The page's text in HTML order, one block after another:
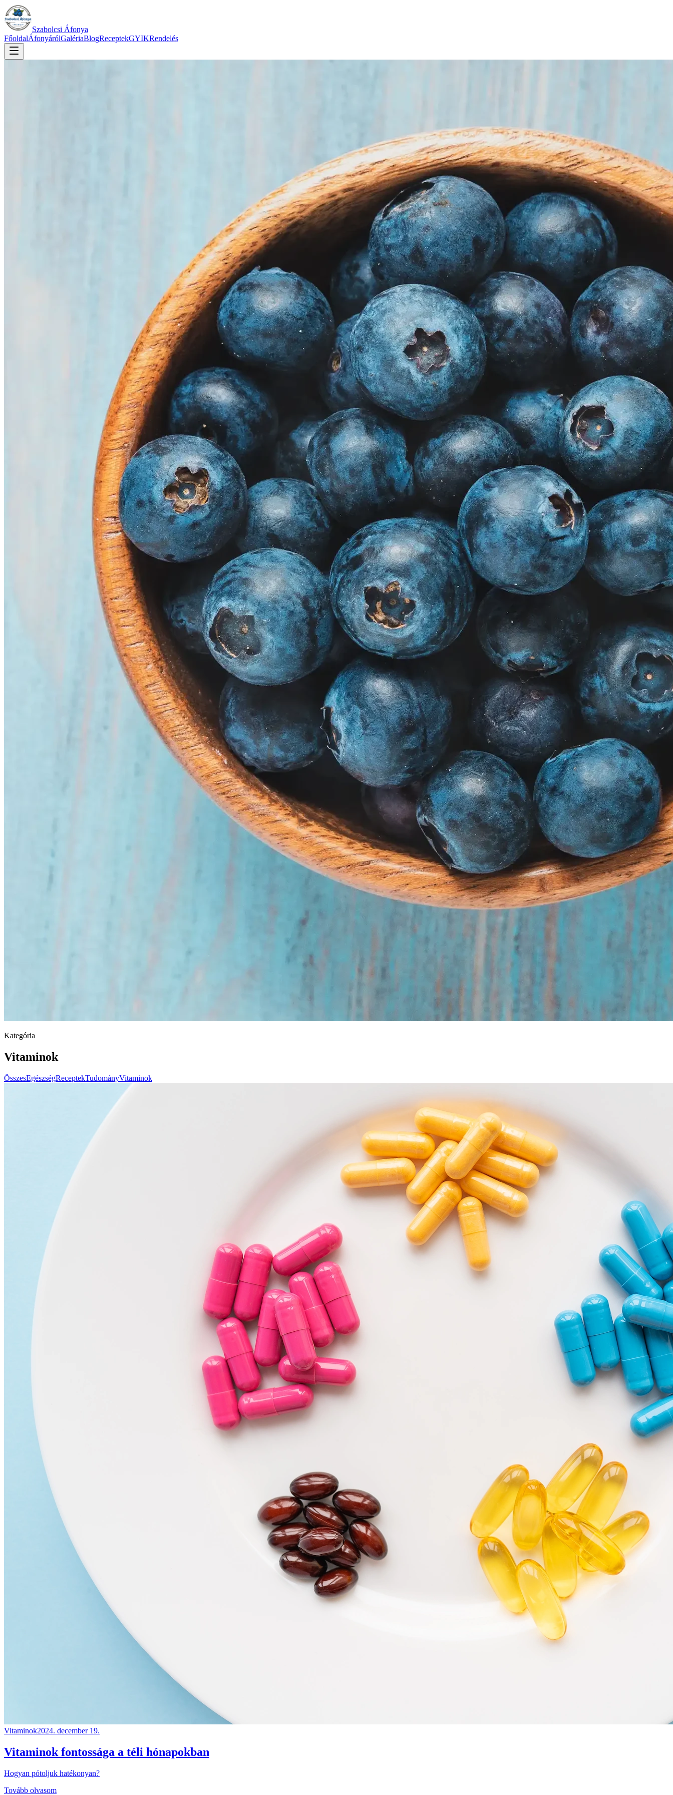
Szabolcsi Áfonya
FőoldalÁfonyárólGalériaBlogReceptekGYIKRendelés
Kategória
Vitaminok
ÖsszesEgészségReceptekTudományVitaminok
Vitaminok2024. december 19.
Vitaminok fontossága a téli hónapokban
Hogyan pótoljuk hatékonyan?
Tovább olvasom